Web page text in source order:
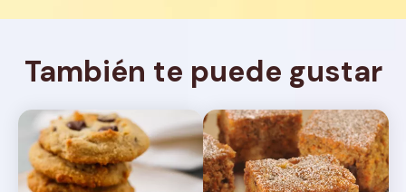
También te puede gustar